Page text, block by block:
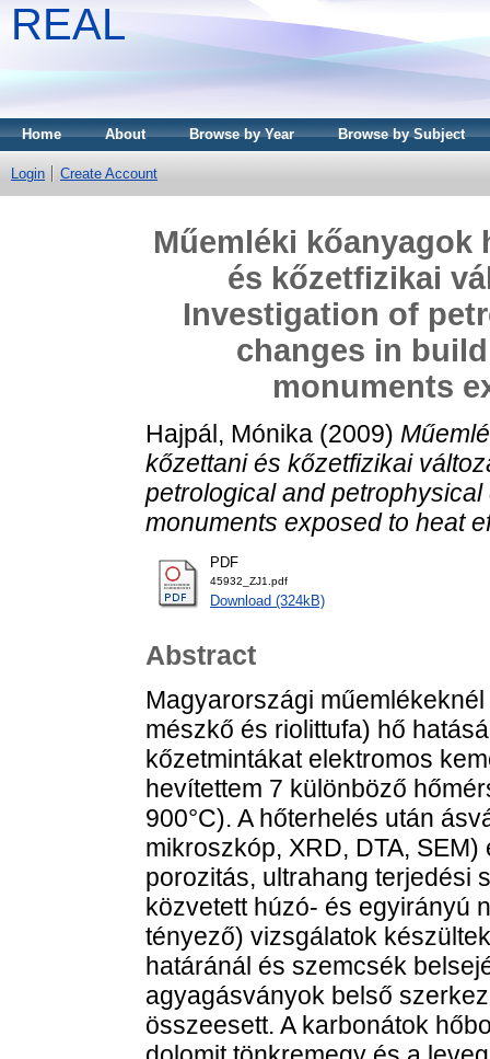
REAL
Home About Browse by Year Browse by Subject
Login Create Account
Műemléki kőanyagok
és kőzetfizikai
Investigation of
changes in
monuments
Hajpál, Mónika (2009)
kőzettani és kőzetfizikai
petrological and
monuments exposed to heat
PDF
45932_ZJ1.pdf
Download (324kB)
Abstract
Magyarországi
mészkő és riolittufa) hő
kőzetmintákat elektromos
hevítettem 7 különböző
900°C). A hőterhelés után
mikroszkóp, XRD, DTA,
porozitás, ultrahang terjedési
közvetett húzó- és egyirányú
tényező) vizsgálatok
határánál és szemcsék
agyagásványok belső
összeesett. A karbonátok